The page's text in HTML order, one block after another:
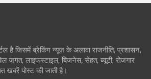
है जिसमें ब्रेकिंग न्यूज़ के अलावा राजनीति, प्रशासन,
जगत, लाइफस्टाइल, बिजनेस, सेहत, ब्यूटी, रोजगार
खबरें पोस्ट की जाती है।